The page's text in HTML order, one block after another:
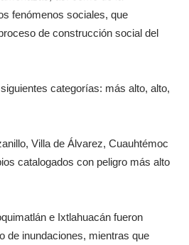
fenómenos sociales, que
de construcción social del
categorías: más alto, alto,
Villa de Álvarez, Cuauhtémoc
catalogados con peligro más alto
e Ixtlahuacán fueron
de inundaciones, mientras que